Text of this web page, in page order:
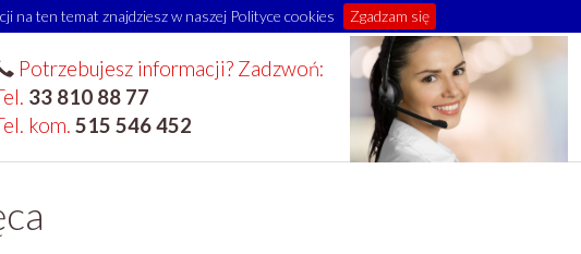
na ten temat znajdziesz w naszej Polityce cookies Zgadzam się
Potrzebujesz informacji? Zadzwoń:
33 810 88 77
kom.515 546 452